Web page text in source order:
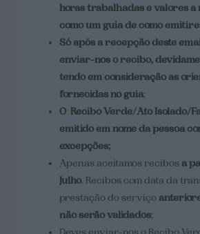
horas trabalhadas e valores a
como um guia de como
Só após a recepção deste
enviar-nos o recibo,
tendo em consideração as
fornecidas no guia;
O Recibo Verde/Ato Isolado/
emitido em nome da pessoa
excepções;
Apenas aceitamos recibos a
Julho. Recibos com data da
prestação do serviço
não serão validados;